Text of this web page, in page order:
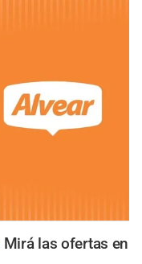
Mirá las ofertas en